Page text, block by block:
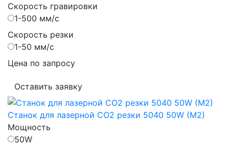
Скорость гравировки
1-500 мм/с
Скорость резки
1-50 мм/с
Цена по запросу
Оставить заявку
Станок для лазерной CO2 резки 5040 50W (M2)
Мощность
50W